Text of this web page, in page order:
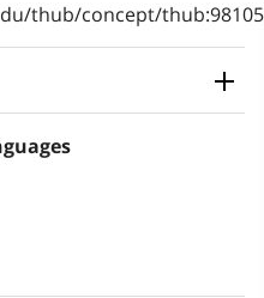
thub/concept/